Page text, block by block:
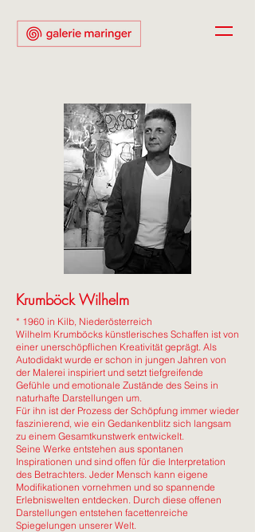
Krumböck Wilhelm
* 1960 in Kilb, Niederösterreich
Wilhelm Krumböcks künstlerisches Schaffen ist von
einer unerschöpflichen Kreativität geprägt. Als
Autodidakt wurde er schon in jungen Jahren von
der Malerei inspiriert und setzt tiefgreifende
Gefühle und emotionale Zustände des Seins in
naturhafte Darstellungen um.
Für ihn ist der Prozess der Schöpfung immer wieder
faszinierend, wie ein Gedankenblitz sich langsam
zu einem Gesamtkunstwerk entwickelt.
Seine Werke entstehen aus spontanen
Inspirationen und sind offen für die Interpretation
des Betrachters. Jeder Mensch kann eigene
Modifikationen vornehmen und so spannende
Erlebniswelten entdecken. Durch diese offenen
Darstellungen entstehen facettenreiche
Spiegelungen unserer Welt.